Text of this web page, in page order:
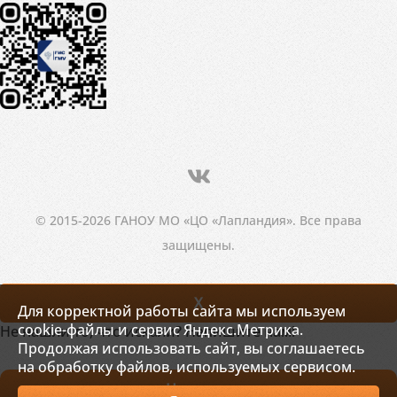
© 2015-2026 ГАНОУ МО «ЦО «Лапландия». Все права
защищены.
Для корректной работы сайта мы используем
cookie-файлы и сервис Яндекс.Метрика.
Продолжая использовать сайт, вы соглашаетесь
на обработку файлов, используемых сервисом.
X
Не нашли то, что искали? Напишите нам!
Написать